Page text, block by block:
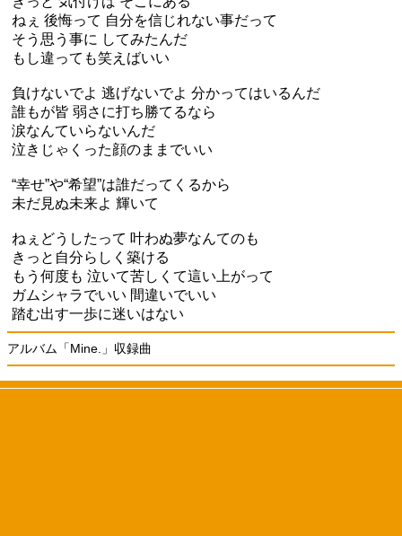
ねぇ 後悔って 自分を信じれない事だって
そう思う事に してみたんだ
もし違っても笑えばいい
負けないでよ 逃げないでよ 分かってはいるんだ
誰もが皆 弱さに打ち勝てるなら
涙なんていらないんだ
泣きじゃくった顔のままでいい
“幸せ”や“希望”は誰だってくるから
未だ見ぬ未来よ 輝いて
ねぇどうしたって 叶わぬ夢なんてのも
きっと自分らしく築ける
もう何度も 泣いて苦しくて這い上がって
ガムシャラでいい 間違いでいい
踏む出す一歩に迷いはない
アルバム「Mine.」収録曲